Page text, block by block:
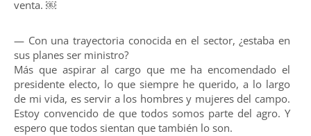
venta. ￼
— Con una trayectoria conocida en el sector, ¿estaba en
sus planes ser ministro?
Más que aspirar al cargo que me ha encomendado el
presidente electo, lo que siempre he querido, a lo largo
de mi vida, es servir a los hombres y mujeres del campo.
Estoy convencido de que todos somos parte del agro. Y
espero que todos sientan que también lo son.